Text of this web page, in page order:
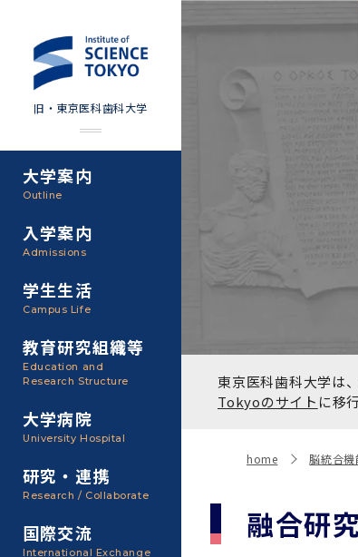
旧・東京医科歯科大学
大学案内
Outline
基本理念・沿革
東京医科歯科大学の特色
運営組織
四大学連合
入学案内
Admissions
大学院入学案内
聴講生・科目等履修生お
学生生活
Campus Life
Science Tokyo SPRING
(医歯学系)
歯学系)
授業・カリキュラム
学生生活サポート
教育研究組織等
Education and
Research Structure
教養部
大学病院
University Hospital
研究・連携
Research / Collaborate
研究手続き
研究活動
取り組み・規制
国際交流
International Exchange
東京医科歯科大学は
Tokyoのサイト に移
home 脳統合機
融合研